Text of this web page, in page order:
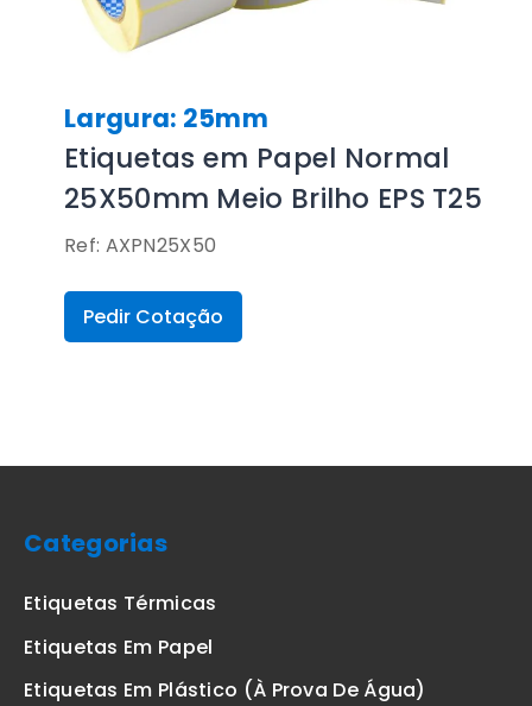
Largura: 25mm
Etiquetas em Papel Normal
25X50mm Meio Brilho EPS T25
Ref: AXPN25X50
Pedir Cotação
Categorias
Etiquetas Térmicas
Etiquetas Em Papel
Etiquetas Em Plástico (à Prova De Água)